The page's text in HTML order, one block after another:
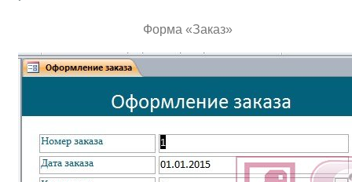
Форма «Заказ»